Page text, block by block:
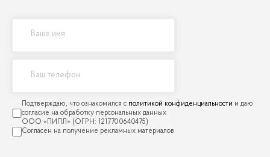
политикой конфиденциальности